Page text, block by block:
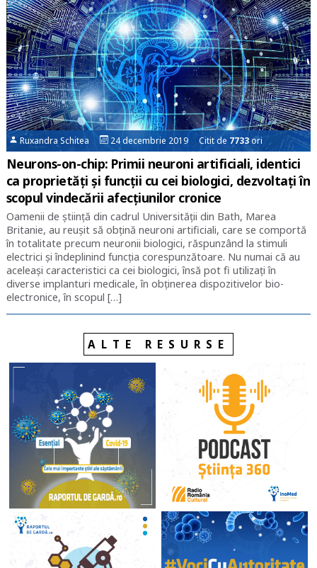
Ruxandra Schitea 24 decembrie 2019 Citit de 7733ori
Neurons-on-chip: Primii neuroni artificiali, identici
ca proprietăți și funcții cu cei biologici, dezvoltați în
scopul vindecării afecțiunilor cronice
Oamenii de știință din cadrul Universității din Bath, Marea
Britanie, au reușit să obțină neuroni artificiali, care se comportă
în totalitate precum neuronii biologici, răspunzând la stimuli
electrici și îndeplinind funcția corespunzătoare. Nu numai că au
aceleași caracteristici ca cei biologici, însă pot fi utilizați în
diverse implanturi medicale, în obținerea dispozitivelor bio-
electronice, în scopul […]
ALTE RESURSE